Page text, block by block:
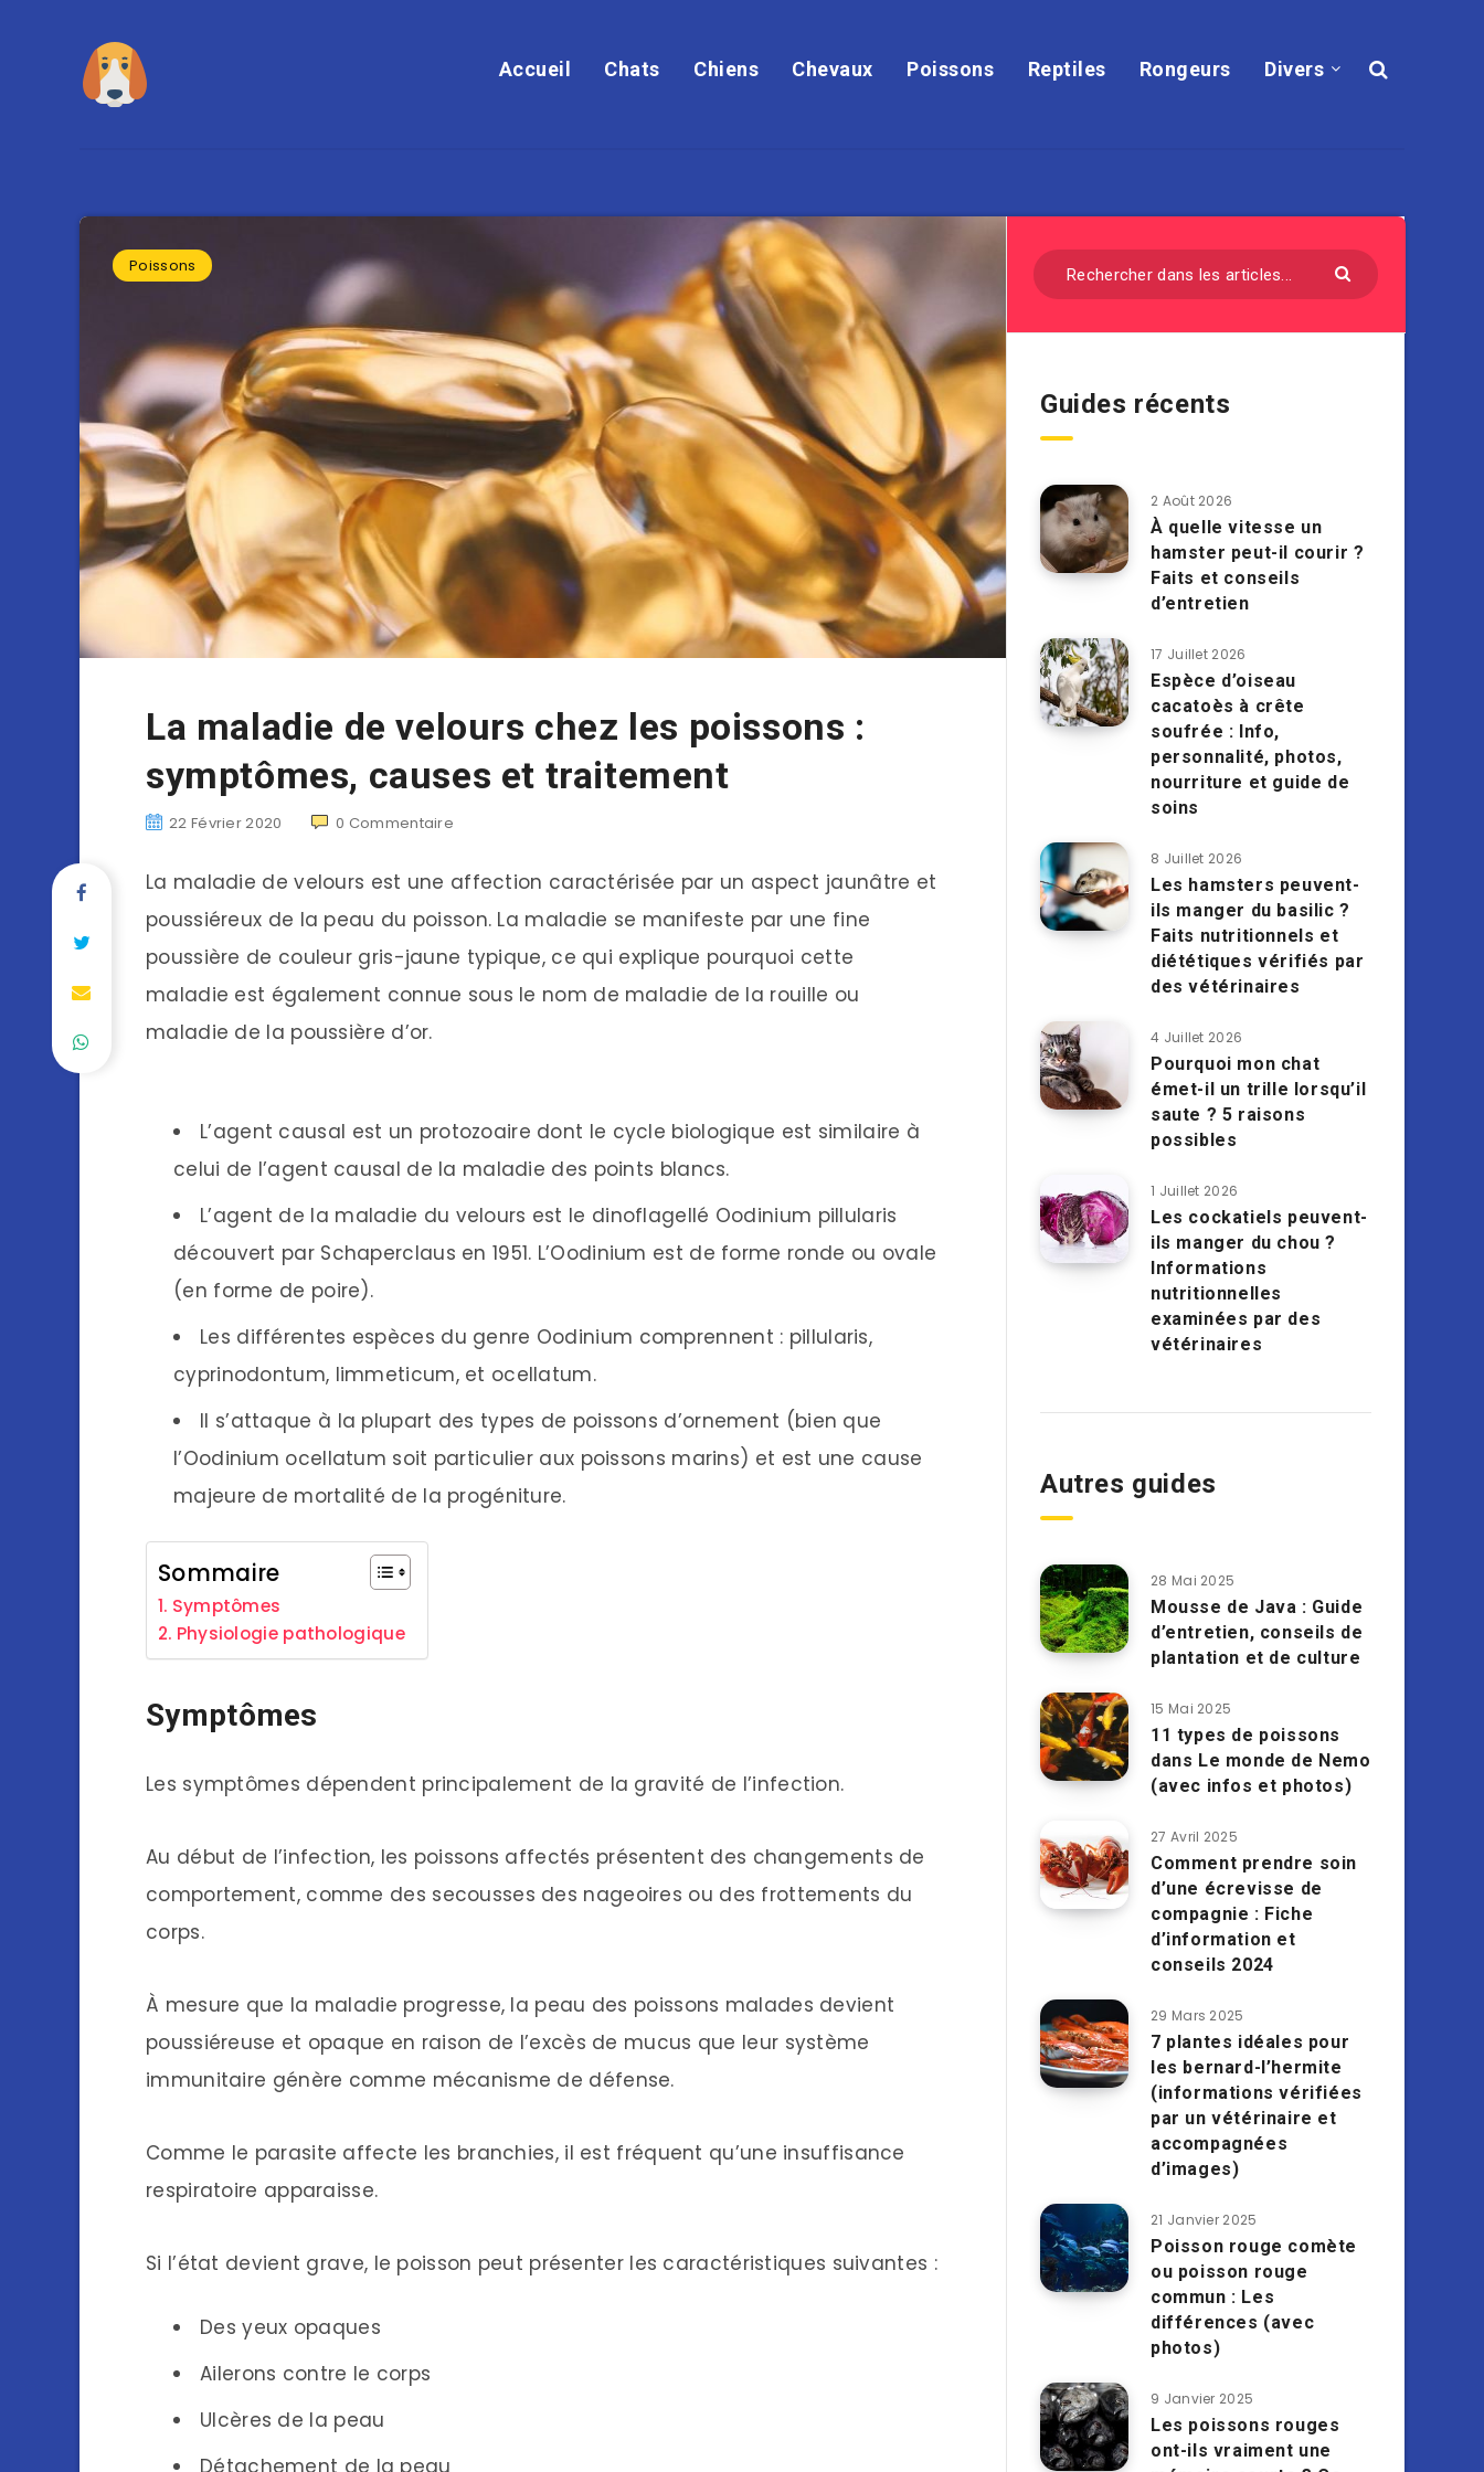
Accueil Chats Chiens Chevaux Poissons Reptiles Rongeurs Divers
Poissons
La maladie de velours chez les poissons :
symptômes, causes et traitement
22 Février 2020 0 Commentaire
La maladie de velours est une affection caractérisée par un aspect jaunâtre et
poussiéreux de la peau du poisson. La maladie se manifeste par une fine
poussière de couleur gris-jaune typique, ce qui explique pourquoi cette
maladie est également connue sous le nom de maladie de la rouille ou
maladie de la poussière d’or.
L’agent causal est un protozoaire dont le cycle biologique est similaire à
celui de l’agent causal de la maladie des points blancs.
L’agent de la maladie du velours est le dinoflagellé Oodinium pillularis
découvert par Schaperclaus en 1951. L’Oodinium est de forme ronde ou ovale
(en forme de poire).
Les différentes espèces du genre Oodinium comprennent : pillularis,
cyprinodontum, limmeticum, et ocellatum.
Il s’attaque à la plupart des types de poissons d’ornement (bien que
l’Oodinium ocellatum soit particulier aux poissons marins) et est une cause
majeure de mortalité de la progéniture.
Sommaire
Symptômes
Physiologie pathologique
Symptômes
Les symptômes dépendent principalement de la gravité de l’infection.
Au début de l’infection, les poissons affectés présentent des changements de
comportement, comme des secousses des nageoires ou des frottements du
corps.
À mesure que la maladie progresse, la peau des poissons malades devient
poussiéreuse et opaque en raison de l’excès de mucus que leur système
immunitaire génère comme mécanisme de défense.
Comme le parasite affecte les branchies, il est fréquent qu’une insuffisance
respiratoire apparaisse.
Si l’état devient grave, le poisson peut présenter les caractéristiques suivantes :
Des yeux opaques
Ailerons contre le corps
Ulcères de la peau
Détachement de la peau
Guides récents
2 Août 2026
À quelle vitesse un
hamster peut-il courir ?
Faits et conseils
d’entretien
17 Juillet 2026
Espèce d’oiseau
cacatoès à crête
soufrée : Info,
personnalité, photos,
nourriture et guide de
soins
8 Juillet 2026
Les hamsters peuvent-
ils manger du basilic ?
Faits nutritionnels et
diététiques vérifiés par
des vétérinaires
4 Juillet 2026
Pourquoi mon chat
émet-il un trille lorsqu’il
saute ? 5 raisons
possibles
1 Juillet 2026
Les cockatiels peuvent-
ils manger du chou ?
Informations
nutritionnelles
examinées par des
vétérinaires
Autres guides
28 Mai 2025
Mousse de Java : Guide
d’entretien, conseils de
plantation et de culture
15 Mai 2025
11 types de poissons
dans Le monde de Nemo
(avec infos et photos)
27 Avril 2025
Comment prendre soin
d’une écrevisse de
compagnie : Fiche
d’information et
conseils 2024
29 Mars 2025
7 plantes idéales pour
les bernard-l’hermite
(informations vérifiées
par un vétérinaire et
accompagnées
d’images)
21 Janvier 2025
Poisson rouge comète
ou poisson rouge
commun : Les
différences (avec
photos)
9 Janvier 2025
Les poissons rouges
ont-ils vraiment une